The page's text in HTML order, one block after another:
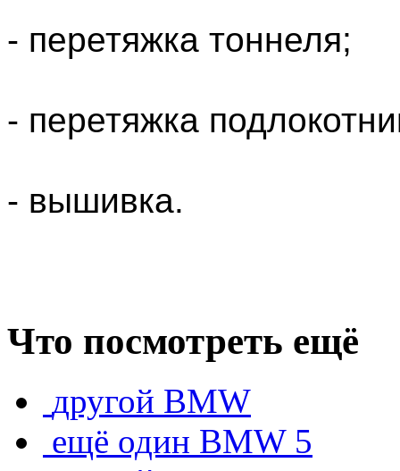
- перетяжка тоннеля;
- перетяжка
- вышивка.
Что посмотреть ещё
другой BMW
ещё один BMW 5